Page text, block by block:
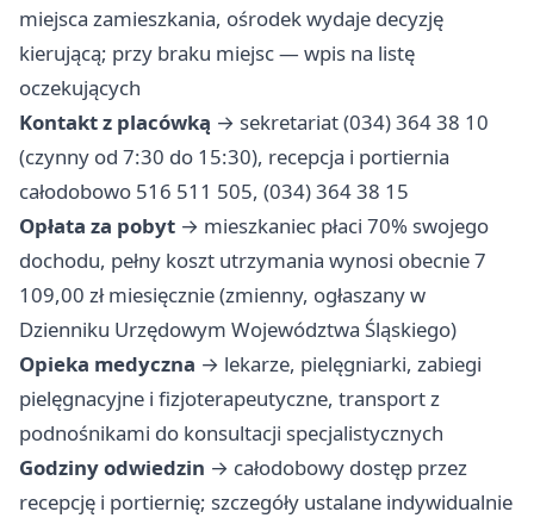
miejsca zamieszkania, ośrodek wydaje decyzję
kierującą; przy braku miejsc — wpis na listę
oczekujących
Kontakt z placówką → sekretariat (034) 364 38 10
(czynny od 7:30 do 15:30), recepcja i portiernia
całodobowo 516 511 505, (034) 364 38 15
Opłata za pobyt → mieszkaniec płaci 70% swojego
dochodu, pełny koszt utrzymania wynosi obecnie 7
109,00 zł miesięcznie (zmienny, ogłaszany w
Dzienniku Urzędowym Województwa Śląskiego)
Opieka medyczna → lekarze, pielęgniarki, zabiegi
pielęgnacyjne i fizjoterapeutyczne, transport z
podnośnikami do konsultacji specjalistycznych
Godziny odwiedzin → całodobowy dostęp przez
recepcję i portiernię; szczegóły ustalane indywidualnie